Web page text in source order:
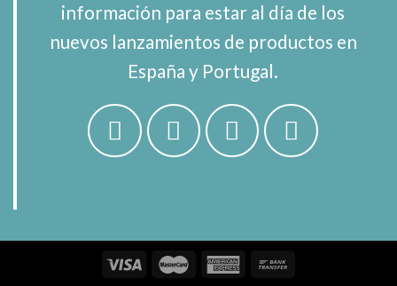
información para estar al día de los
nuevos lanzamientos de productos en
España y Portugal.